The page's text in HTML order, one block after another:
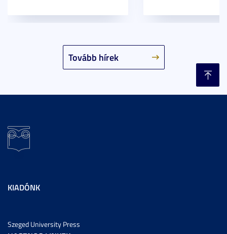
Tovább hírek
KIADÓNK
Szeged University Press